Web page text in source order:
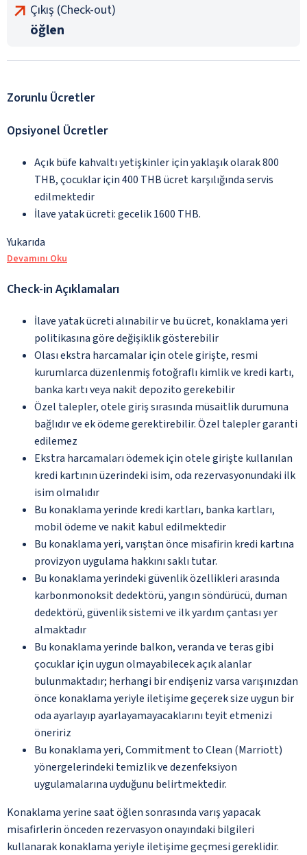
Çıkış (Check-out)
öğlen
Zorunlu Ücretler
Opsiyonel Ücretler
Açık büfe kahvaltı yetişkinler için yaklaşık olarak 800
THB, çocuklar için 400 THB ücret karşılığında servis
edilmektedir
İlave yatak ücreti: gecelik 1600 THB.
Yukarıda
Devamını Oku
Check-in Açıklamaları
İlave yatak ücreti alınabilir ve bu ücret, konaklama yeri
politikasına göre değişiklik gösterebilir
Olası ekstra harcamalar için otele girişte, resmi
kurumlarca düzenlenmiş fotoğraflı kimlik ve kredi kartı,
banka kartı veya nakit depozito gerekebilir
Özel talepler, otele giriş sırasında müsaitlik durumuna
bağlıdır ve ek ödeme gerektirebilir. Özel talepler garanti
edilemez
Ekstra harcamaları ödemek için otele girişte kullanılan
kredi kartının üzerindeki isim, oda rezervasyonundaki ilk
isim olmalıdır
Bu konaklama yerinde kredi kartları, banka kartları,
mobil ödeme ve nakit kabul edilmektedir
Bu konaklama yeri, varıştan önce misafirin kredi kartına
provizyon uygulama hakkını saklı tutar.
Bu konaklama yerindeki güvenlik özellikleri arasında
karbonmonoksit dedektörü, yangın söndürücü, duman
dedektörü, güvenlik sistemi ve ilk yardım çantası yer
almaktadır
Bu konaklama yerinde balkon, veranda ve teras gibi
çocuklar için uygun olmayabilecek açık alanlar
bulunmaktadır; herhangi bir endişeniz varsa varışınızdan
önce konaklama yeriyle iletişime geçerek size uygun bir
oda ayarlayıp ayarlayamayacaklarını teyit etmenizi
öneririz
Bu konaklama yeri, Commitment to Clean (Marriott)
yönergelerindeki temizlik ve dezenfeksiyon
uygulamalarına uyduğunu belirtmektedir.
Konaklama yerine saat öğlen sonrasında varış yapacak
misafirlerin önceden rezervasyon onayındaki bilgileri
kullanarak konaklama yeriyle iletişime geçmesi gereklidir.